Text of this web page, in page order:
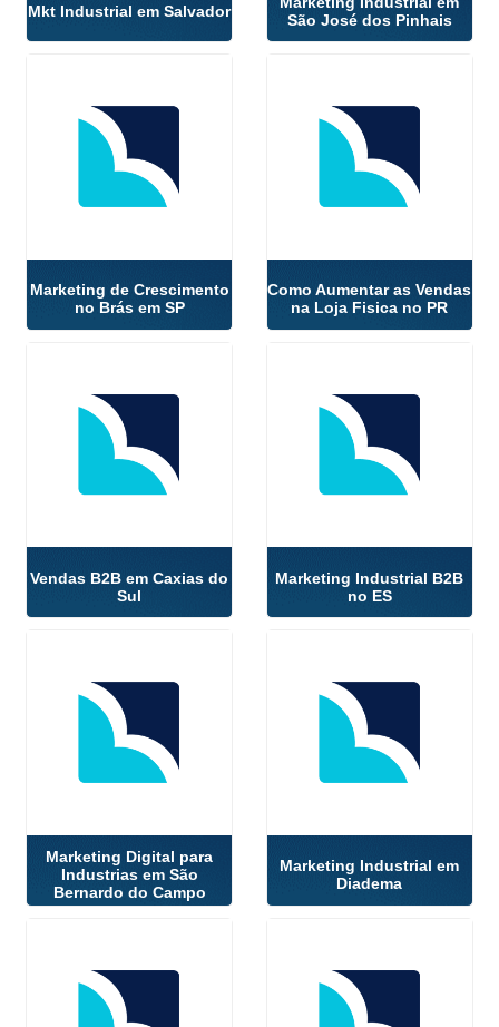
Mkt Industrial em Salvador
São José dos Pinhais
Marketing de Crescimento
no Brás em SP
Como Aumentar as Vendas
na Loja Fisica no PR
Vendas B2B em Caxias do
Sul
Marketing Industrial B2B
no ES
Marketing Digital para
Industrias em São
Bernardo do Campo
Marketing Industrial em
Diadema